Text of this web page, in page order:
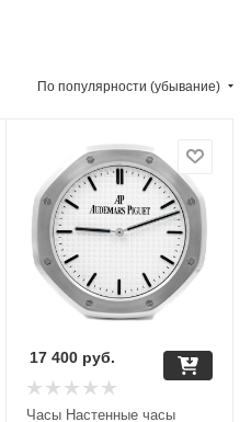
По популярности (убывание)
Часы Настенные часы
17 400руб.